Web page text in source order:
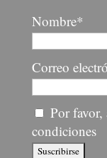
Nombre*
Correo
Por favor,
condiciones